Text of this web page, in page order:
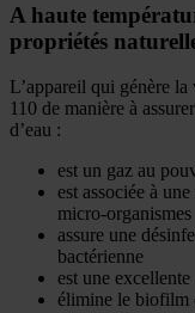
A haute
propriétés
L’appareil qui génère
110 de manière à
d’eau :
est un gaz au
est associée à
micro-organismes
assure une
bactérienne
est une
élimine le biofilm